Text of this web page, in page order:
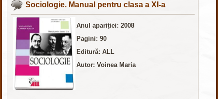
Sociologie. Manual pentru clasa a XI-a
Anul apariției: 2008
Pagini: 90
Editură: ALL
Autor: Voinea Maria